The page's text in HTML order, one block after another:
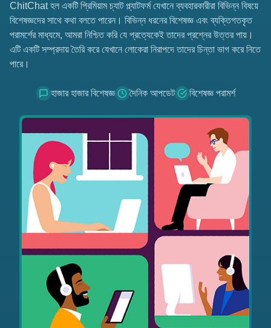
ChitChat হল একটি প্রিমিয়াম চ্যাট প্ল্যাটফর্ম যেখানে ব্যবহারকারীরা বিভিন্ন বিষয়ে
বিশেষজ্ঞদের সাথে কথা বলতে পারেন। বিভিন্ন ধরনের বিশেষজ্ঞ এবং ব্যক্তিগতকৃত
পরামর্শের মাধ্যমে, আমরা নিশ্চিত করি যে প্রত্যেকেই তাদের প্রশ্নের উত্তর পায়।
এটি একটি সম্প্রদায় তৈরি করে যেখানে লোকেরা নিরাপদে তাদের চিন্তা ভাগ করে নিতে
পারে।
হাজার হাজার বিশেষজ্ঞ দৈনিক আপডেট বিশেষজ্ঞ পরামর্শ